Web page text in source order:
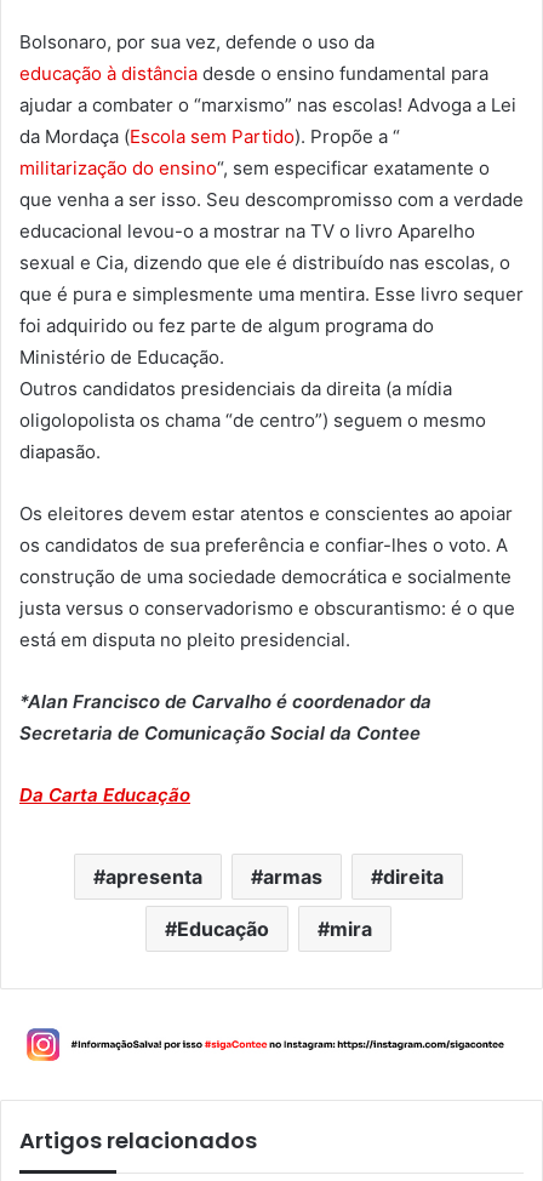
Bolsonaro, por sua vez, defende o uso da
educação à distância desde o ensino fundamental para
ajudar a combater o “marxismo” nas escolas! Advoga a Lei
da Mordaça (Escola sem Partido). Propõe a “
militarização do ensino“, sem especificar exatamente o
que venha a ser isso. Seu descompromisso com a verdade
educacional levou-o a mostrar na TV o livro Aparelho
sexual e Cia, dizendo que ele é distribuído nas escolas, o
que é pura e simplesmente uma mentira. Esse livro sequer
foi adquirido ou fez parte de algum programa do
Ministério de Educação.
Outros candidatos presidenciais da direita (a mídia
oligolopolista os chama “de centro”) seguem o mesmo
diapasão.
Os eleitores devem estar atentos e conscientes ao apoiar
os candidatos de sua preferência e confiar-lhes o voto. A
construção de uma sociedade democrática e socialmente
justa versus o conservadorismo e obscurantismo: é o que
está em disputa no pleito presidencial.
*Alan Francisco de Carvalho é coordenador da
Secretaria de Comunicação Social da Contee
Da Carta Educação
apresenta armas direita
Educação mira
Artigos relacionados